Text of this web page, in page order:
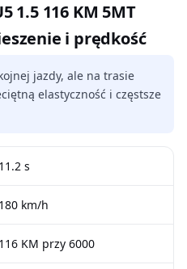
1.5 116 KM 5MT
i prędkość
jazdy, ale na trasie
elastyczność i częstsze
11.2 s
180 km/h
116 KM przy 6000